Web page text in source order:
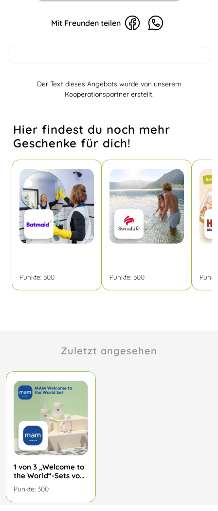
Mit Freunden teilen
Der Text dieses Angebots wurde von unserem
Kooperationspartner erstellt.
Hier findest du noch mehr
Geschenke für dich!
Punkte: 500 Punkte: 500
Zuletzt angesehen
1 von 3 „Welcome to
the World“-Sets von
MAM
Punkte: 300